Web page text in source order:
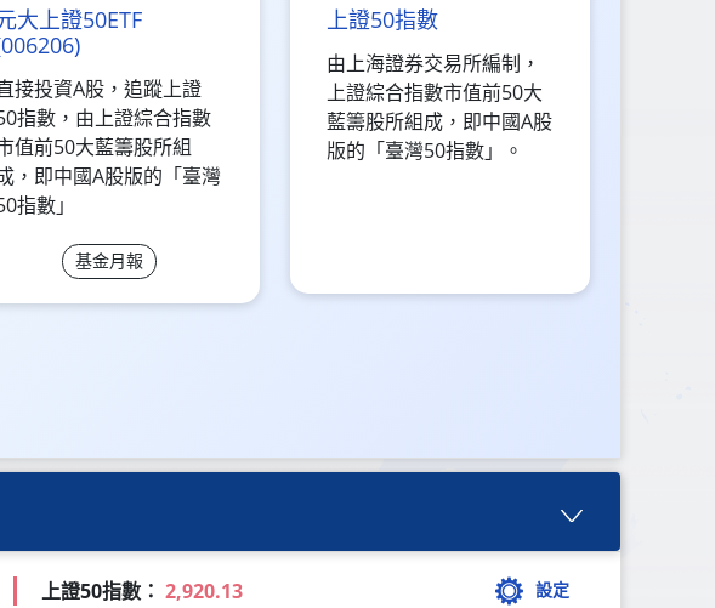
大上證50ETF
接投資A股，追蹤上證
指數，由上證綜合指數
值前50大藍籌股所組
，即中國A股版的「臺灣
指數」
基金月報
上證50指數
由上海證券交易所編制，
上證綜合指數市值前50大
藍籌股所組成，即中國A股
版的「臺灣50指數」。
設定
上證50指數： 2,920.13